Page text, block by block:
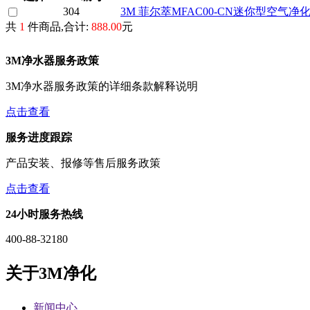
304
3M 菲尔萃MFAC00-CN迷你型空气净
共 1 件商品,合计: 888.00元
3M净水器服务政策
3M净水器服务政策的详细条款解释说明
点击查看
服务进度跟踪
产品安装、报修等售后服务政策
点击查看
24小时服务热线
400-88-32180
关于3M净化
新闻中心